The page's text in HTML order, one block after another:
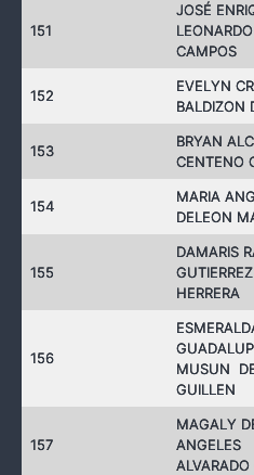
151
JOSÉ
LEONARDO
CAMPOS
152
EVELYN
BALDIZON
153
BRYAN
CENTENO
154
MARIA
DELEON
155
DAMARIS
GUTIERREZ
HERRERA
156
MUSUN
GUILLEN
157
MAGALY
ANGELES
ALVARADO